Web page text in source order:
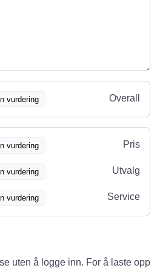
vurdering Overall
vurdering Pris
vurdering Utvalg
vurdering Service
uten å logge inn. For å laste opp